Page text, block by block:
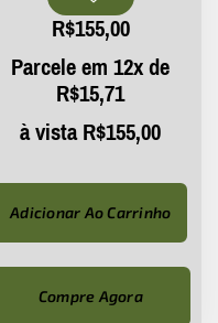
R$155,00
Parcele em 12x de
R$15,71
à vistaR$155,00
Adicionar Ao Carrinho
Compre Agora